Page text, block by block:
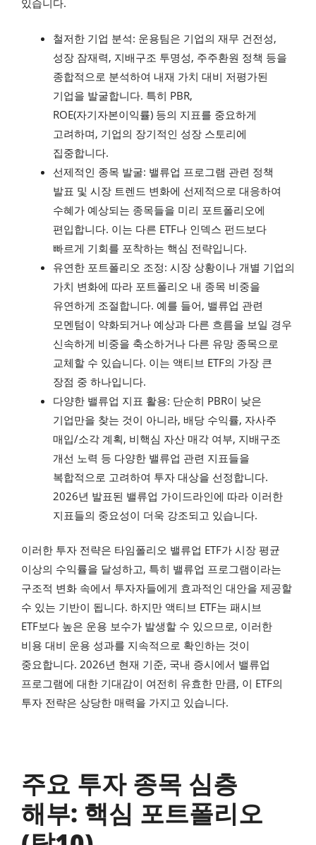
있습니다.
철저한 기업 분석: 운용팀은 기업의 재무 건전성,
성장 잠재력, 지배구조 투명성, 주주환원 정책 등을
종합적으로 분석하여 내재 가치 대비 저평가된
기업을 발굴합니다. 특히 PBR,
ROE(자기자본이익률) 등의 지표를 중요하게
고려하며, 기업의 장기적인 성장 스토리에
집중합니다.
선제적인 종목 발굴: 밸류업 프로그램 관련 정책
발표 및 시장 트렌드 변화에 선제적으로 대응하여
수혜가 예상되는 종목들을 미리 포트폴리오에
편입합니다. 이는 다른 ETF나 인덱스 펀드보다
빠르게 기회를 포착하는 핵심 전략입니다.
유연한 포트폴리오 조정: 시장 상황이나 개별 기업의
가치 변화에 따라 포트폴리오 내 종목 비중을
유연하게 조절합니다. 예를 들어, 밸류업 관련
모멘텀이 약화되거나 예상과 다른 흐름을 보일 경우
신속하게 비중을 축소하거나 다른 유망 종목으로
교체할 수 있습니다. 이는 액티브 ETF의 가장 큰
장점 중 하나입니다.
다양한 밸류업 지표 활용: 단순히 PBR이 낮은
기업만을 찾는 것이 아니라, 배당 수익률, 자사주
매입/소각 계획, 비핵심 자산 매각 여부, 지배구조
개선 노력 등 다양한 밸류업 관련 지표들을
복합적으로 고려하여 투자 대상을 선정합니다.
2026년 발표된 밸류업 가이드라인에 따라 이러한
지표들의 중요성이 더욱 강조되고 있습니다.
이러한 투자 전략은 타임폴리오 밸류업 ETF가 시장 평균
이상의 수익률을 달성하고, 특히 밸류업 프로그램이라는
구조적 변화 속에서 투자자들에게 효과적인 대안을 제공할
수 있는 기반이 됩니다. 하지만 액티브 ETF는 패시브
ETF보다 높은 운용 보수가 발생할 수 있으므로, 이러한
비용 대비 운용 성과를 지속적으로 확인하는 것이
중요합니다. 2026년 현재 기준, 국내 증시에서 밸류업
프로그램에 대한 기대감이 여전히 유효한 만큼, 이 ETF의
투자 전략은 상당한 매력을 가지고 있습니다.
주요 투자 종목 심층
해부: 핵심 포트폴리오